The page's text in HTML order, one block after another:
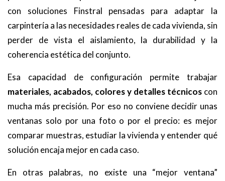
con soluciones Finstral pensadas para adaptar la
carpintería a las necesidades reales de cada vivienda, sin
perder de vista el aislamiento, la durabilidad y la
coherencia estética del conjunto.
Esa capacidad de configuración permite trabajar
materiales, acabados, colores y detalles técnicos con
mucha más precisión. Por eso no conviene decidir unas
ventanas solo por una foto o por el precio: es mejor
comparar muestras, estudiar la vivienda y entender qué
solución encaja mejor en cada caso.
En otras palabras, no existe una “mejor ventana”